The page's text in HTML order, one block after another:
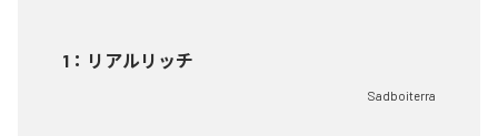
1 ： リアルリッチ
Sadboiterra